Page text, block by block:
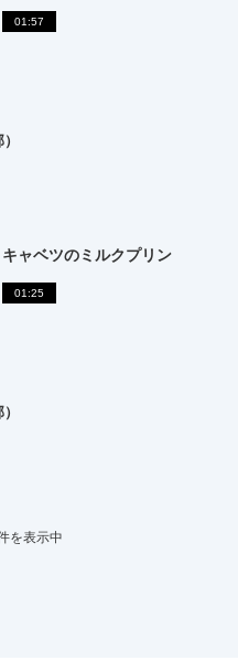
01:57
キャベツのミルクプリン
01:25
を表示中